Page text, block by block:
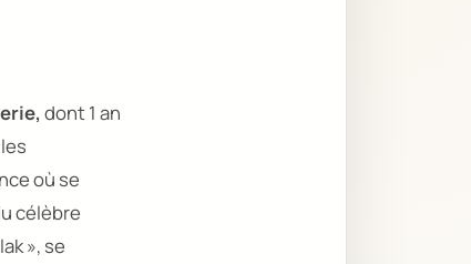
dont 1 an
où se
célèbre
», se